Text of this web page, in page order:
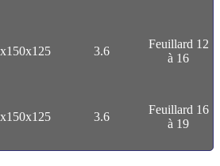
3.6
Feuillard 12
à 16
3.6
Feuillard 16
à 19